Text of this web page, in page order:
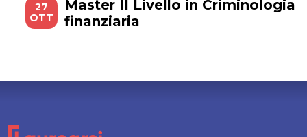
27
OTT
Master II Livello in Criminologia
finanziaria